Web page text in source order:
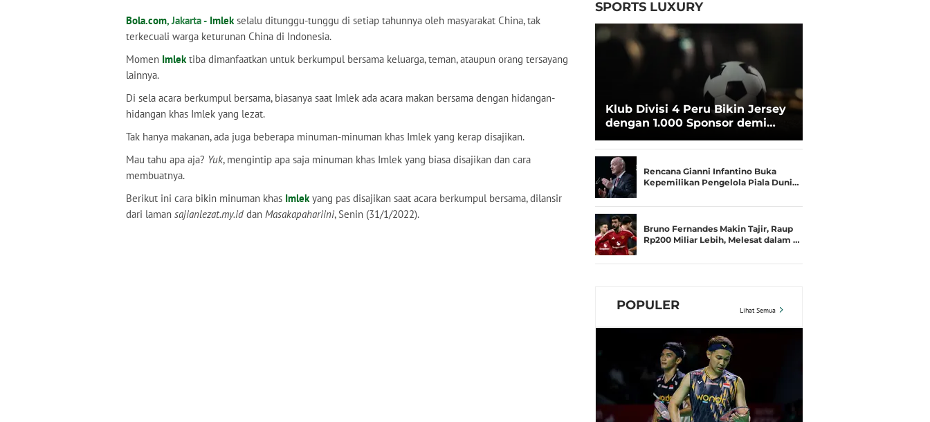
Bola.com, Jakarta - Imlek selalu ditunggu-tunggu di setiap tahunnya oleh masyarakat China, tak
terkecuali warga keturunan China di Indonesia.
Momen Imlek tiba dimanfaatkan untuk berkumpul bersama keluarga, teman, ataupun orang tersayang
lainnya.
Di sela acara berkumpul bersama, biasanya saat Imlek ada acara makan bersama dengan hidangan-
hidangan khas Imlek yang lezat.
Tak hanya makanan, ada juga beberapa minuman-minuman khas Imlek yang kerap disajikan.
Mau tahu apa aja? Yuk, mengintip apa saja minuman khas Imlek yang biasa disajikan dan cara
membuatnya.
Berikut ini cara bikin minuman khas Imlek yang pas disajikan saat acara berkumpul bersama, dilansir
dari laman sajianlezat.my.id dan Masakapahariini, Senin (31/1/2022).
SPORTS LUXURY
Klub Divisi 4 Peru Bikin Jersey
dengan 1.000 Sponsor demi
Rencana Gianni Infantino Buka
Kepemilikan Pengelola Piala Duni…
Bruno Fernandes Makin Tajir, Raup
Rp200 Miliar Lebih, Melesat dalam …
POPULER Lihat Semua